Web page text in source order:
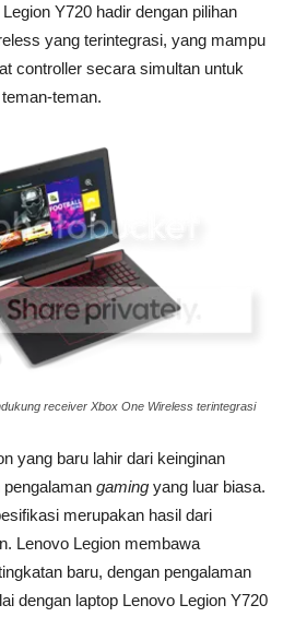
Y720 hadir dengan pilihan
yang terintegrasi, yang mampu
controller secara simultan untuk
teman.
receiver Xbox One Wireless terintegrasi
yang baru lahir dari keinginan
pengalaman gaming yang luar biasa.
merupakan hasil dari
Lenovo Legion membawa
baru, dengan pengalaman
dengan laptop Lenovo Legion Y720